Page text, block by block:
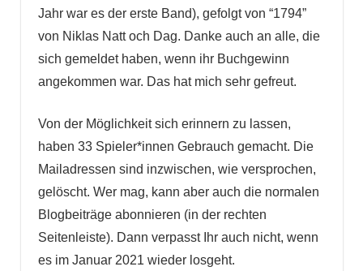
Jahr war es der erste Band), gefolgt von “1794”
von Niklas Natt och Dag. Danke auch an alle, die
sich gemeldet haben, wenn ihr Buchgewinn
angekommen war. Das hat mich sehr gefreut.
Von der Möglichkeit sich erinnern zu lassen,
haben 33 Spieler*innen Gebrauch gemacht. Die
Mailadressen sind inzwischen, wie versprochen,
gelöscht. Wer mag, kann aber auch die normalen
Blogbeiträge abonnieren (in der rechten
Seitenleiste). Dann verpasst Ihr auch nicht, wenn
es im Januar 2021 wieder losgeht.